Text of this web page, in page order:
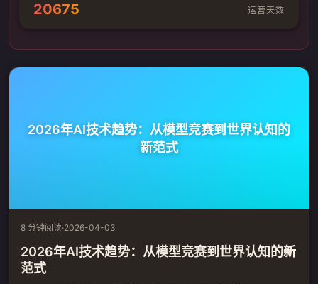
20675 运营天数
2026年AI技术趋势：从模型竞赛到世界认知的
新范式
8 分钟阅读·2026-04-03
2026年AI技术趋势：从模型竞赛到世界认知的新
范式